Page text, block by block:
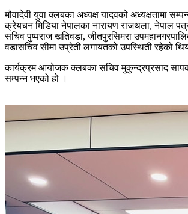
मौवादेवी युवा क्लबका अध्यक्ष यादवको अध्यक्षतामा
क्रेयचन मिडिया नेपालका नारायण राजथला, नेपाल
सचिव पुष्पराज खतिवडा, जीतपुरसिमरा
वडासचिव सीमा उप्रेती लगायतको उपस्थिती रहेको
कार्यक्रम आयोजक क्लबका सचिव मुकुन्द्रप्रसाद
सम्पन्न भएको हो ।